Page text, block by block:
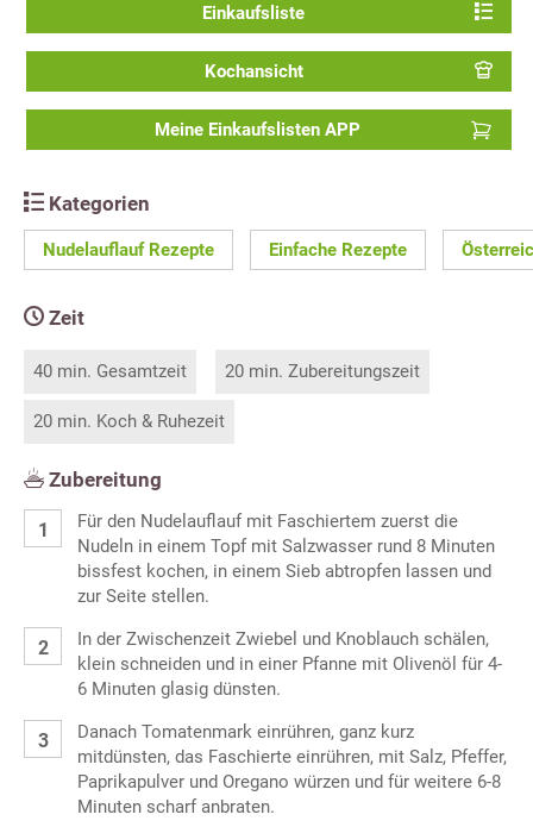
Einkaufsliste
Kochansicht
Meine Einkaufslisten APP
Kategorien
Nudelauflauf Rezepte Einfache Rezepte
Zeit
40 min. Gesamtzeit 20 min. Zubereitungszeit
20 min. Koch & Ruhezeit
Zubereitung
Für den Nudelauflauf mit Faschiertem zuerst die
Nudeln in einem Topf mit Salzwasser rund 8 Minuten
bissfest kochen, in einem Sieb abtropfen lassen und
zur Seite stellen.
In der Zwischenzeit Zwiebel und Knoblauch schälen,
klein schneiden und in einer Pfanne mit Olivenöl für 4-
6 Minuten glasig dünsten.
Danach Tomatenmark einrühren, ganz kurz
mitdünsten, das Faschierte einrühren, mit Salz, Pfeffer,
Paprikapulver und Oregano würzen und für weitere 6-8
Minuten scharf anbraten.